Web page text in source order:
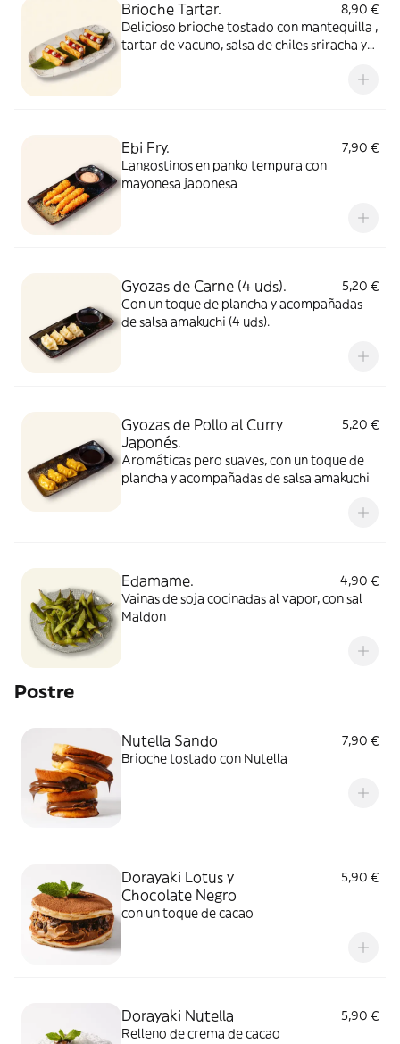
Brioche Tartar.
8,90 €
Delicioso brioche tostado con mantequilla ,
tartar de vacuno, salsa de chiles sriracha y
Ebi Fry.
7,90 €
Langostinos en panko tempura con
mayonesa japonesa
Gyozas de Carne (4 uds).
5,20 €
Con un toque de plancha y acompañadas
de salsa amakuchi (4 uds).
Gyozas de Pollo al Curry
Japonés.
5,20 €
Aromáticas pero suaves, con un toque de
plancha y acompañadas de salsa amakuchi
Edamame.
4,90 €
Vainas de soja cocinadas al vapor, con sal
Maldon
Postre
Nutella Sando
7,90 €
Brioche tostado con Nutella
Dorayaki Lotus y
Chocolate Negro
5,90 €
con un toque de cacao
Dorayaki Nutella
5,90 €
Relleno de crema de cacao